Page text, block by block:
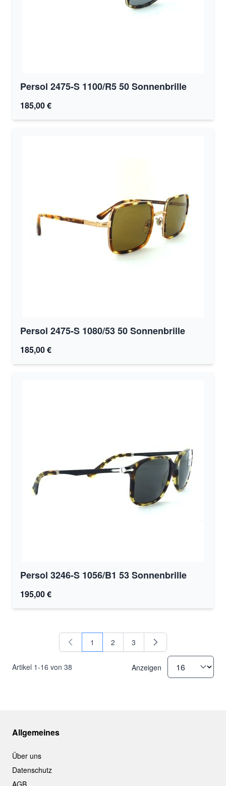
Persol 2475-S 1100/R5 50 Sonnenbrille
185,00 €
Persol 2475-S 1080/53 50 Sonnenbrille
185,00 €
Persol 3246-S 1056/B1 53 Sonnenbrille
195,00 €
Artikel 1-16 von 38
Sie lesen gerade Seite
1 Seite
2 Seite
3
Anzeigen
Allgemeines
Über uns
Datenschutz
AGB